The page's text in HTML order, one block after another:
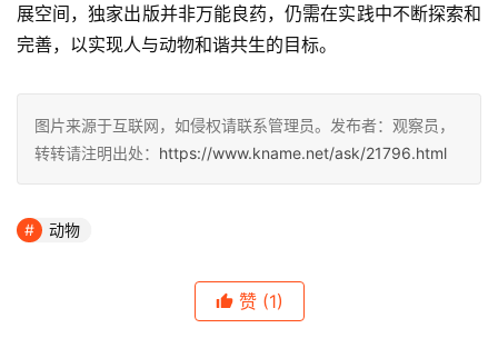
展空间，独家出版并非万能良药，仍需在实践中不断探索和
完善，以实现人与动物和谐共生的目标。
图片来源于互联网，如侵权请联系管理员。发布者：观察员，
转转请注明出处： https://www.kname.net/ask/21796.html
动物
赞 (1)